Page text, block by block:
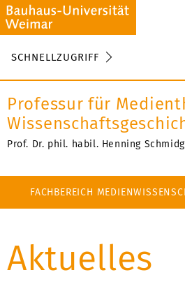
SCHNELLZUGRIFF
Professur für
Prof. Dr. phil. habil. Henning
FACHBEREICH
Aktuelles